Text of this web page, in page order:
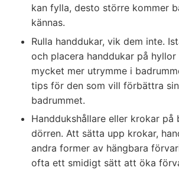
kan fylla, desto större kommer
kännas.
Rulla handdukar, vik dem inte.
och placera handdukar på hyllor
mycket mer utrymme i
tips för den som vill förbättra
badrummet.
Handdukshållare eller krokar på
dörren. Att sätta upp krokar,
andra former av hängbara
ofta ett smidigt sätt att öka